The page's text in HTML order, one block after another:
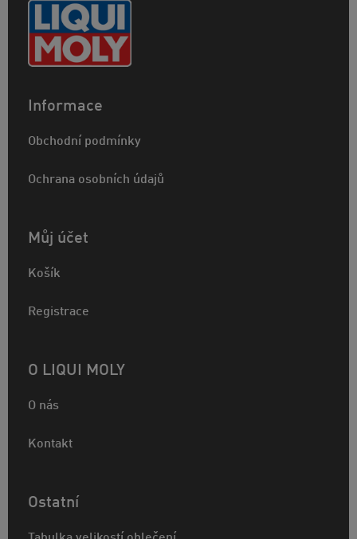
Informace
Obchodní podmínky
Ochrana osobních údajů
Můj účet
Košík
Registrace
O LIQUI MOLY
O nás
Kontakt
Ostatní